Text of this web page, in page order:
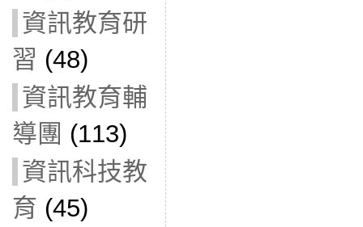
資訊教育研
習 (48)
資訊教育輔
導團 (113)
資訊科技教
育 (45)